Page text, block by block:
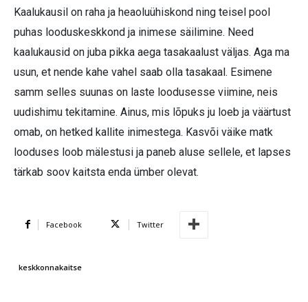
Kaalukausil on raha ja heaoluühiskond ning teisel pool
puhas looduskeskkond ja inimese säilimine. Need
kaalukausid on juba pikka aega tasakaalust väljas. Aga ma
usun, et nende kahe vahel saab olla tasakaal. Esimene
samm selles suunas on laste loodusesse viimine, neis
uudishimu tekitamine. Ainus, mis lõpuks ju loeb ja väärtust
omab, on hetked kallite inimestega. Kasvõi väike matk
looduses loob mälestusi ja paneb aluse sellele, et lapses
tärkab soov kaitsta enda ümber olevat.
Facebook Twitter
keskkonnakaitse